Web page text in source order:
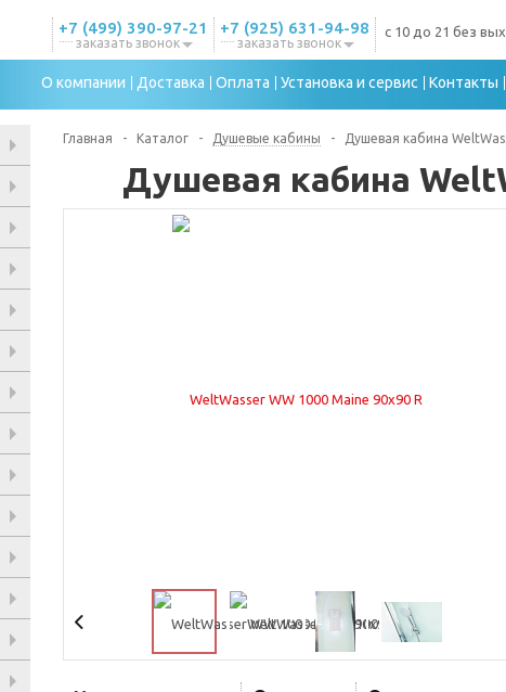
+7 (499) 390-97-21
заказать звонок
+7 (925) 631-94-98
заказать звонок
с 10 до 21 без
О компании Доставка Оплата Установка и сервис Контакты
Главная - Каталог - Душевые кабины - Душевая кабина
Душевая кабина